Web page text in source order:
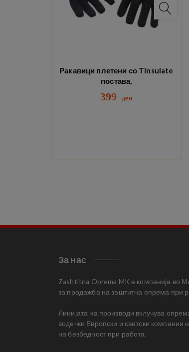
Ракавици плетени со Tinsulate
постава,
399 ден
За нас
Zashtitna Oprema MK е компанија во
за продажба на заштитна опрема при
Линијата на производи вклучува
водечки Европски и светски компании
на безбедност при работа.